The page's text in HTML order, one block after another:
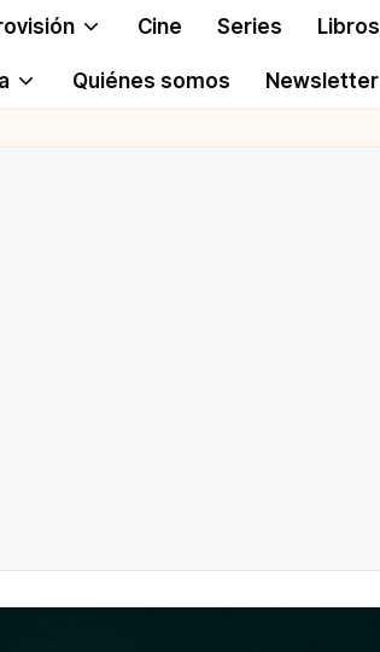
Cine Series Libros
Quiénes somos Newsletter